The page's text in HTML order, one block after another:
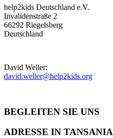
help2kids Deutschland e.V.
Invalidenstraße 2
66292 Riegelsberg
Deutschland
David Weller:
david.weller@help2kids.org
BEGLEITEN SIE UNS
ADRESSE IN TANSANIA